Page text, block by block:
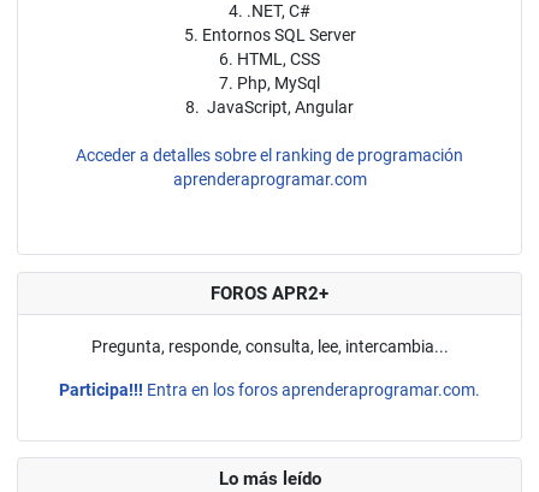
4. .NET, C#
5. Entornos SQL Server
6. HTML, CSS
7. Php, MySql
8. JavaScript, Angular
Acceder a detalles sobre el ranking de programación
aprenderaprogramar.com
FOROS APR2+
Pregunta, responde, consulta, lee, intercambia...
Participa!!! Entra en los foros aprenderaprogramar.com.
Lo más leído